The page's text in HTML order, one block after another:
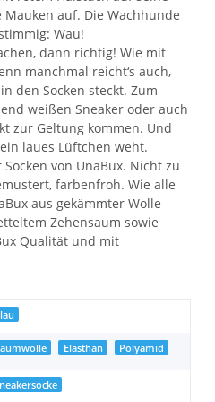
auf. Die Wachhunde
Wau!
dann richtig! Wie mit
manchmal reicht‘s auch,
den Socken steckt. Zum
weißen Sneaker oder auch
zur Geltung kommen. Und
laues Lüftchen weht.
von UnaBux. Nicht zu
farbenfroh. Wie alle
aus gekämmter Wolle
Zehensaum sowie
Qualität und mit
Elasthan Polyamid